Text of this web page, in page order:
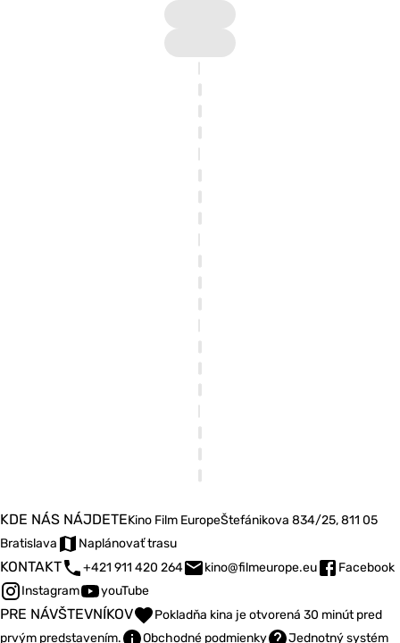
KDE NÁS NÁJDETEKino Film EuropeŠtefánikova 834/25, 811 05
Bratislava
Naplánovať trasu
KONTAKT +421 911 420 264 kino@filmeurope.eu
Facebook
Instagram
youTube
PRE NÁVŠTEVNÍKOV
Pokladňa kina je otvorená 30 minút pred
prvým predstavením.
Obchodné podmienky Jednotný systém